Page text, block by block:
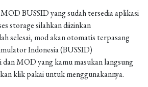
BUSSID yang sudah tersedia aplikasi
storage silahkan diizinkan
selesai, mod akan otomatis terpasang
Indonesia (BUSSID)
dan MOD yang kamu masukan langsung
klik pakai untuk menggunakannya.